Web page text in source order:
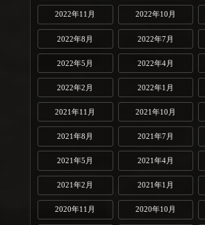
2022年11月 2022年10月
2022年8月 2022年7月
2022年5月 2022年4月
2022年2月 2022年1月
2021年11月 2021年10月
2021年8月 2021年7月
2021年5月 2021年4月
2021年2月 2021年1月
2020年11月 2020年10月